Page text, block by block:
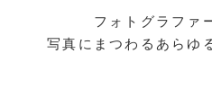
フォトグラファ
写真にまつわるあらゆ